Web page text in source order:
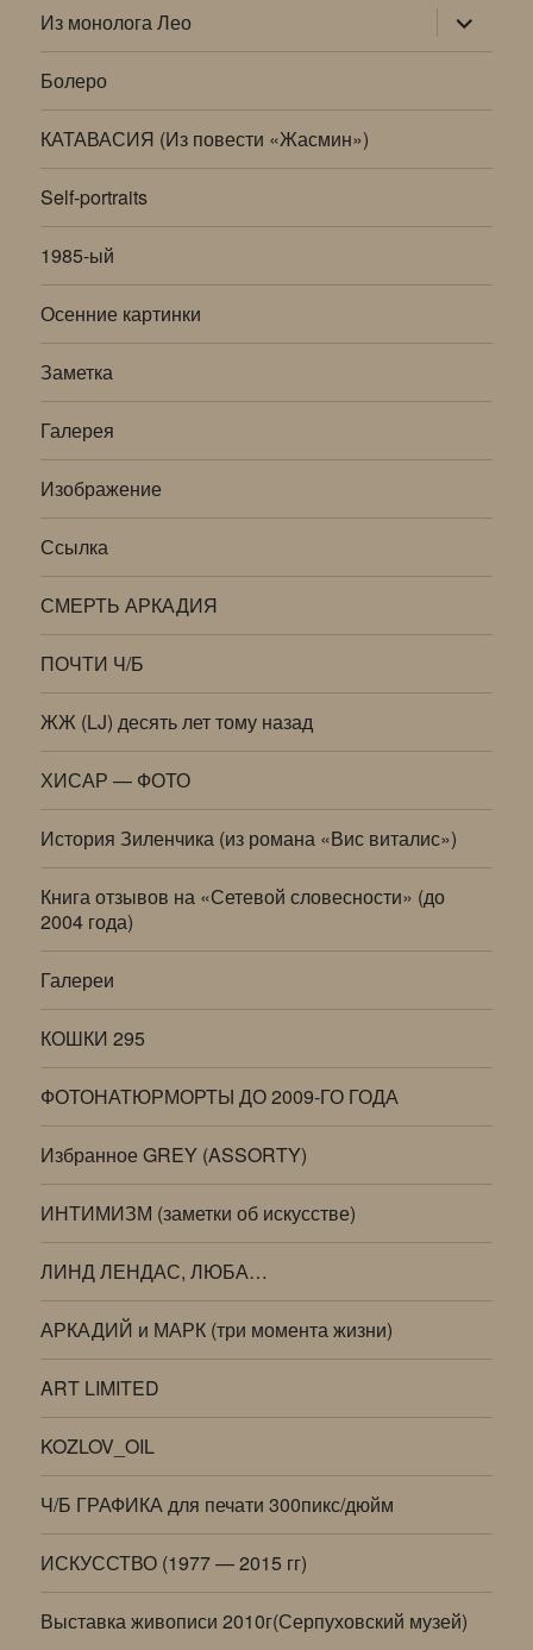
Из монолога Лео раскрыть
дочернее
меню
Болеро
КАТАВАСИЯ (Из повести «Жасмин»)
Self-portraits
1985-ый
Осенние картинки
Заметка
Галерея
Изображение
Ссылка
СМЕРТЬ АРКАДИЯ
ПОЧТИ Ч/Б
ЖЖ (LJ) десять лет тому назад
ХИСАР — ФОТО
История Зиленчика (из романа «Вис виталис»)
Книга отзывов на «Сетевой словесности» (до
2004 года)
Галереи
КОШКИ 295
ФОТОНАТЮРМОРТЫ ДО 2009-ГО ГОДА
Избранное GREY (ASSORTY)
ИНТИМИЗМ (заметки об искусстве)
ЛИНД ЛЕНДАС, ЛЮБА…
АРКАДИЙ и МАРК (три момента жизни)
ART LIMITED
KOZLOV_OIL
Ч/Б ГРАФИКА для печати 300пикс/дюйм
ИСКУССТВО (1977 — 2015 гг)
Выставка живописи 2010г(Серпуховский музей)